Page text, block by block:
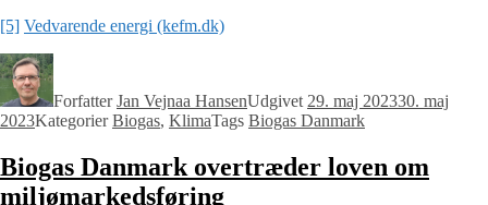
[5] Vedvarende energi (kefm.dk)
ForfatterJan Vejnaa HansenUdgivet29. maj 202330. maj
2023KategorierBiogas, KlimaTags Biogas Danmark
Biogas Danmark overtræder loven om
miljømarkedsføring